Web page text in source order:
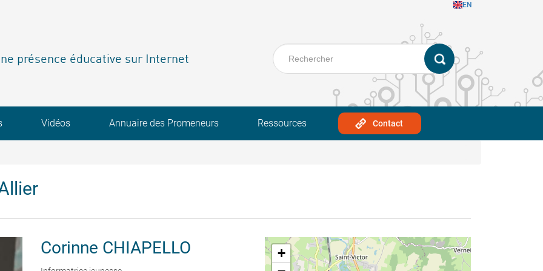
EN
présence éducative sur Internet
Vidéos Annuaire des Promeneurs Ressources Contact
Corinne CHIAPELLO
+